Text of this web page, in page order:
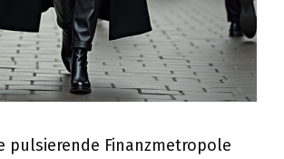
pulsierende Finanzmetropole